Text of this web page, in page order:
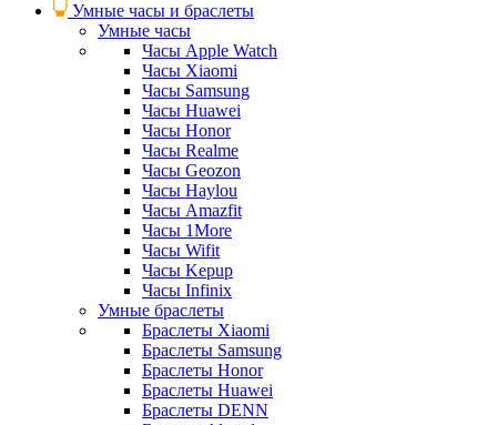
Умные часы и браслеты
Умные часы
Часы Apple Watch
Часы Xiaomi
Часы Samsung
Часы Huawei
Часы Honor
Часы Realme
Часы Geozon
Часы Haylou
Часы Amazfit
Часы 1More
Часы Wifit
Часы Kepup
Часы Infinix
Умные браслеты
Браслеты Xiaomi
Браслеты Samsung
Браслеты Honor
Браслеты Huawei
Браслеты DENN